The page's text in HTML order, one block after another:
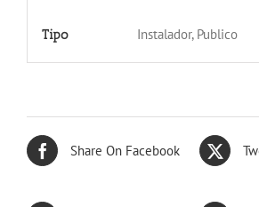
Tipo Instalador, Publico
Share On Facebook